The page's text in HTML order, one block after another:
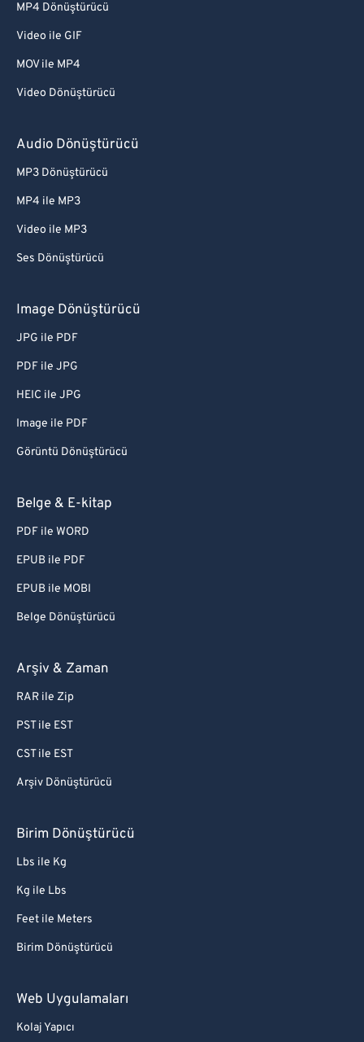
MP4 Dönüştürücü
Video ile GIF
MOV ile MP4
Video Dönüştürücü
Audio Dönüştürücü
MP3 Dönüştürücü
MP4 ile MP3
Video ile MP3
Ses Dönüştürücü
Image Dönüştürücü
JPG ile PDF
PDF ile JPG
HEIC ile JPG
Image ile PDF
Görüntü Dönüştürücü
Belge & E-kitap
PDF ile WORD
EPUB ile PDF
EPUB ile MOBI
Belge Dönüştürücü
Arşiv & Zaman
RAR ile Zip
PST ile EST
CST ile EST
Arşiv Dönüştürücü
Birim Dönüştürücü
Lbs ile Kg
Kg ile Lbs
Feet ile Meters
Birim Dönüştürücü
Web Uygulamaları
Kolaj Yapıcı